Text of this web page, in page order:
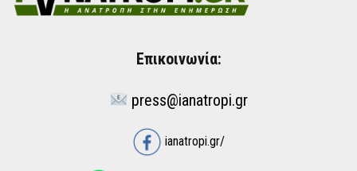
Επικοινωνία:
press@ianatropi.gr
ianatropi.gr/